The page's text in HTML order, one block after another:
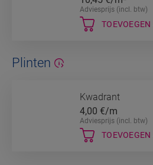
Adviesprijs (incl. btw)
Plinten
Kwadrant
4,00 €/m
Adviesprijs (incl. btw)